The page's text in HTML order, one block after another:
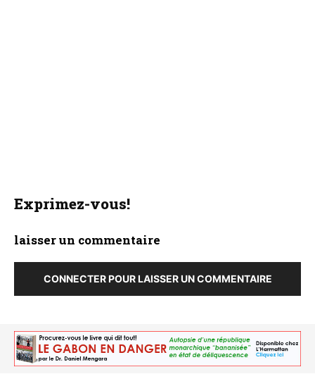
Exprimez-vous!
laisser un commentaire
CONNECTER POUR LAISSER UN COMMENTAIRE